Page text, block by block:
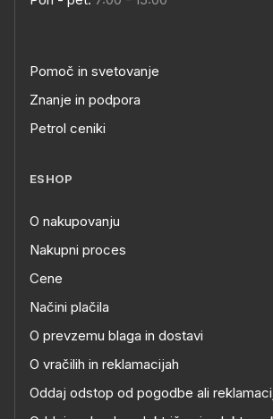
Pomoč in svetovanje
Znanje in podpora
Petrol ceniki
ESHOP
O nakupovanju
Nakupni proces
Cene
Načini plačila
O prevzemu blaga in dostavi
O vračilih in reklamacijah
Oddaj odstop od pogodbe ali